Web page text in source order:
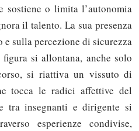
o limita l’autonomia
il talento. La sua presenza
sulla percezione di sicurezza
si allontana, anche solo
si riattiva un vissuto di
tocca le radici affettive del
tra insegnanti e dirigente si
esperienze condivise,